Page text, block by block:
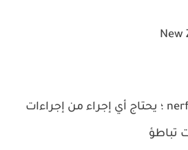
يحتاج أي إجراء من إجراءات
تباطؤ